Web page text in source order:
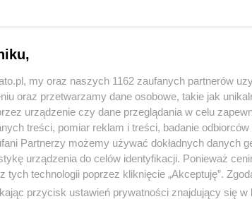
13
Holandii, oraz pojazd ciężarowy typu
na powierzchnię autostrady wyłączoną z
Pogotowia Ratunkowego. Na czas jego
jednym pasem.
my oraz naszych 1162 zaufanych partnerów
oraz przetwarzamy dane osobowe, takie jak
urządzenie czy dane przeglądania w celu
treści, pomiar reklam i treści, badanie odbiorców
Partnerzy możemy używać dokładnych danych
urządzenia do celów identyfikacji. Ponieważ
tych technologii poprzez kliknięcie „Akceptuję”.
przycisk ustawień prywatności znajdujący się